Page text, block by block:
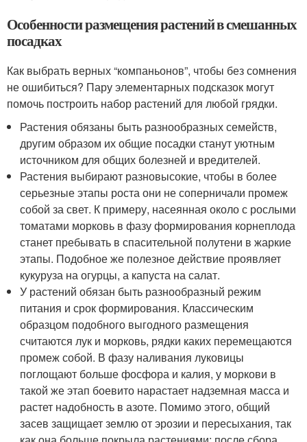
Особенности размещения растений в смешанных
посадках
Как выбрать верных “компаньонов”, чтобы без сомнения
не ошибиться? Пару элементарных подсказок могут
помочь построить набор растений для любой грядки.
Растения обязаны быть разнообразных семейств,
другим образом их общие посадки станут уютным
источником для общих болезней и вредителей.
Растения выбирают разновысокие, чтобы в более
серьезные этапы роста они не соперничали промеж
собой за свет. К примеру, насеянная около с рослыми
томатами морковь в фазу формирования корнеплода
станет пребывать в спасительной полутени в жаркие
этапы. Подобное же полезное действие проявляет
кукуруза на огурцы, а капуста на салат.
У растений обязан быть разнообразный режим
питания и срок формирования. Классическим
образцом подобного выгодного размещения
считаются лук и морковь, рядки каких перемещаются
промеж собой. В фазу наливания луковицы
поглощают больше фосфора и калия, у моркови в
такой же этап боевито нарастает надземная масса и
растет надобность в азоте. Помимо этого, общий
засев защищает землю от эрозии и пересыхания, так